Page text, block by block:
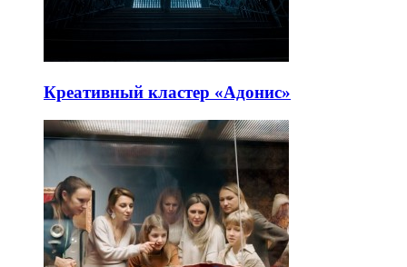
Креативный кластер «Адонис»